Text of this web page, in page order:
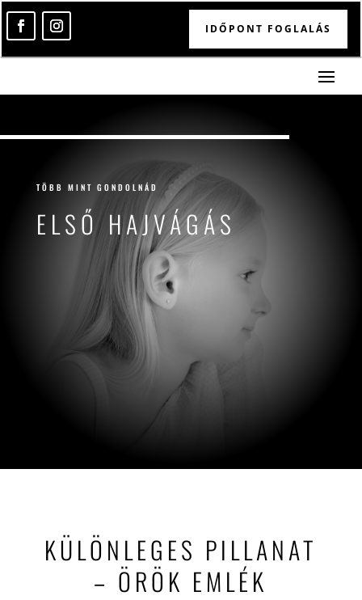
IDŐPONT FOGLALÁS
TÖBB MINT GONDOLNÁD
ELSŐ HAJVÁGÁS
KÜLÖNLEGES PILLANAT
– ÖRÖK EMLÉK